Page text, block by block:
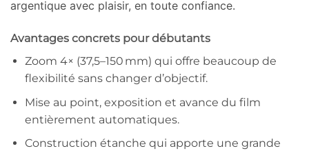
argentique avec plaisir, en toute confiance.
Avantages concrets pour débutants
Zoom 4× (37,5–150 mm) qui offre beaucoup de
flexibilité sans changer d’objectif.
Mise au point, exposition et avance du film
entièrement automatiques.
Construction étanche qui apporte une grande